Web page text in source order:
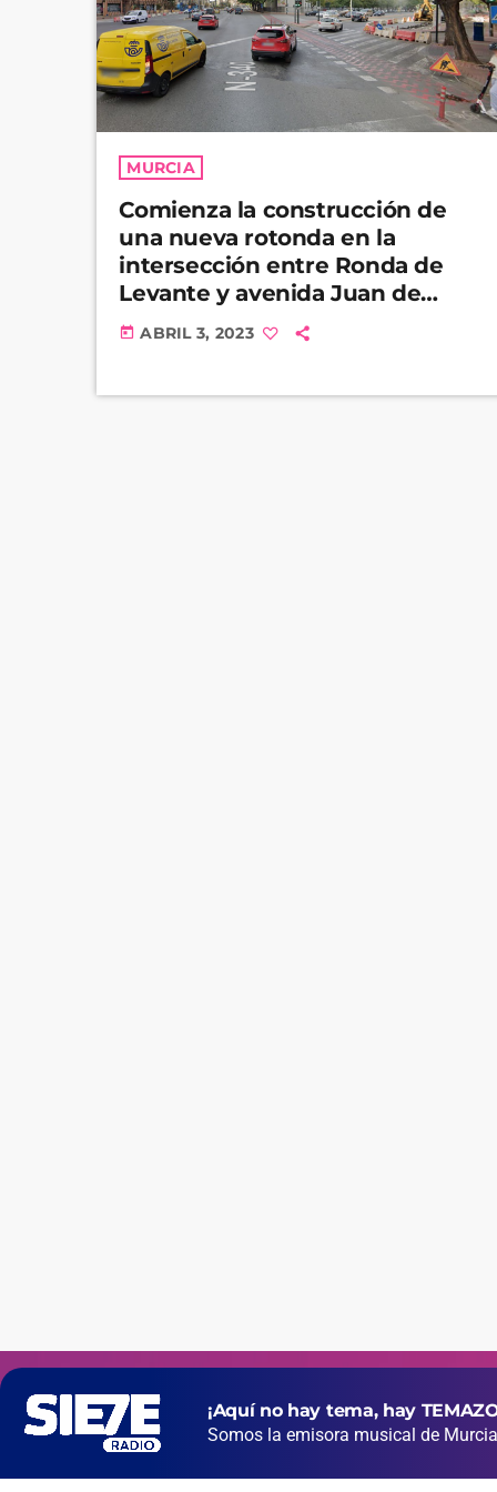
MURCIA
Comienza la construcción de
una nueva rotonda en la
intersección entre Ronda de
Levante y avenida Juan de
Borbón
today ABRIL 3, 2023
¡Aquí no hay tema, hay
Somos la emisora musical de